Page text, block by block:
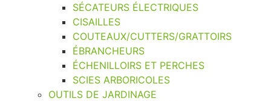
SÉCATEURS ÉLECTRIQUES
CISAILLES
COUTEAUX/CUTTERS/GRATTOIRS
ÉBRANCHEURS
ÉCHENILLOIRS ET PERCHES
SCIES ARBORICOLES
OUTILS DE JARDINAGE